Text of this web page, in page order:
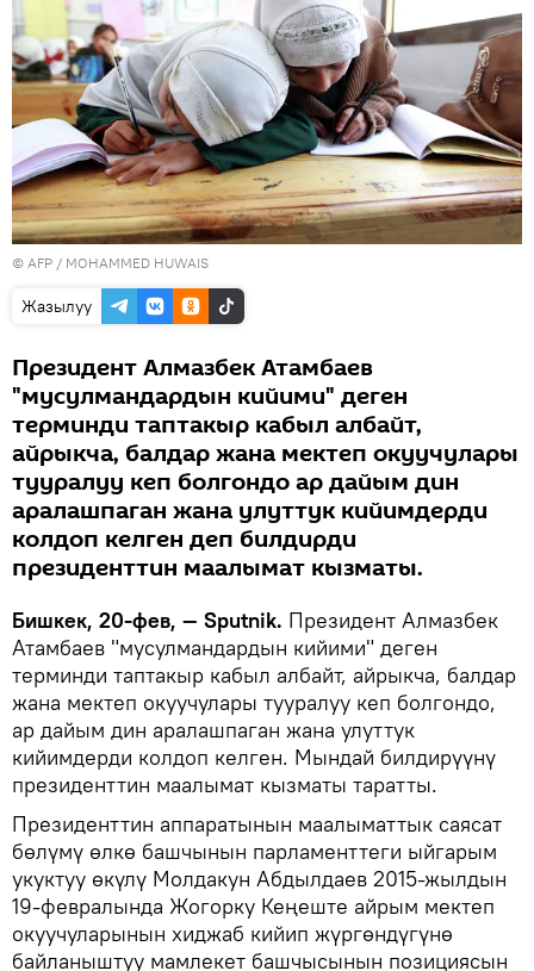
© AFP / MOHAMMED HUWAIS
Жазылуу
Президент Алмазбек Атамбаев
"мусулмандардын кийими" деген
терминди таптакыр кабыл албайт,
айрыкча, балдар жана мектеп окуучулары
тууралуу кеп болгондо ар дайым дин
аралашпаган жана улуттук кийимдерди
колдоп келген деп билдирди
президенттин маалымат кызматы.
Бишкек, 20-фев, — Sputnik. Президент Алмазбек
Атамбаев "мусулмандардын кийими" деген
терминди таптакыр кабыл албайт, айрыкча, балдар
жана мектеп окуучулары тууралуу кеп болгондо,
ар дайым дин аралашпаган жана улуттук
кийимдерди колдоп келген. Мындай билдирүүнү
президенттин маалымат кызматы таратты.
Президенттин аппаратынын маалыматтык саясат
бөлүмү өлкө башчынын парламенттеги ыйгарым
укуктуу өкүлү Молдакун Абдылдаев 2015-жылдын
19-февралында Жогорку Кеңеште айрым мектеп
окуучуларынын хиджаб кийип жүргөндүгүнө
байланыштуу мамлекет башчысынын позициясын